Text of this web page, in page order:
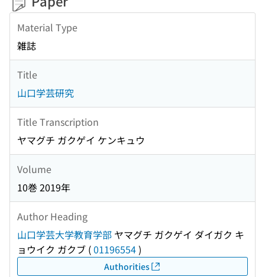
Material Type
雑誌
Title
山口学芸研究
Title Transcription
ヤマグチ ガクゲイ ケンキュウ
Volume
10巻 2019年
Author Heading
山口学芸大学教育学部 ヤマグチ ガクゲイ ダイガク キ
ョウイク ガクブ (01196554)
Authorities